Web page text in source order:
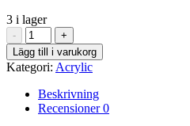
3 i lager
-
Deep
Violet
-
System
3
Acrylic
mängd
+
Lägg till i varukorg
Kategori: Acrylic
Beskrivning
Recensioner0